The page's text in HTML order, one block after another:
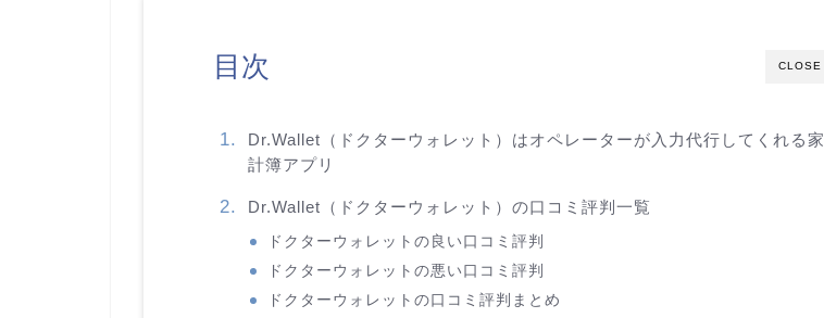
CLOSE
目次
Dr.Wallet（ドクターウォレット）はオペレーターが入力代行してくれる家
計簿アプリ
Dr.Wallet（ドクターウォレット）の口コミ評判一覧
ドクターウォレットの良い口コミ評判
ドクターウォレットの悪い口コミ評判
ドクターウォレットの口コミ評判まとめ